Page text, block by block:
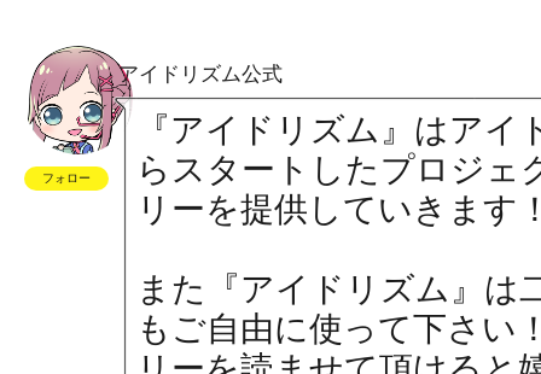
フォロー
アイドリズム公式
『アイドリズム』はア
らスタートしたプロジェ
リーを提供していきます
また『アイドリズム』
もご自由に使って下さ